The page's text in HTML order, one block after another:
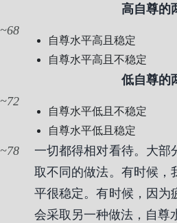
高自尊的
68
自尊水平高且稳定
自尊水平高且不稳定
低自尊的
72
自尊水平低且不稳定
自尊水平低且稳定
78
一切都得相对看待。大部
取不同的做法。有时候，
平很稳定。有时候，因为
会采取另一种做法，自尊